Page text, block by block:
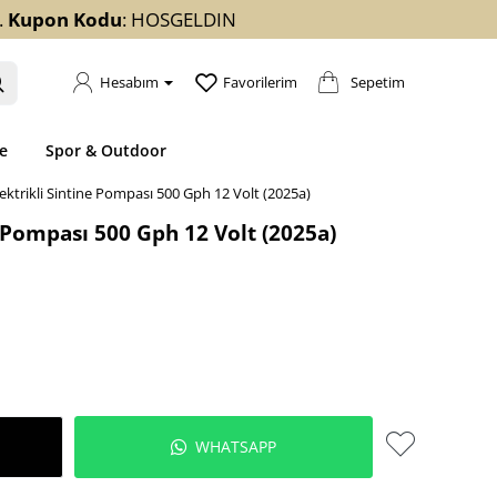
. Kupon Kodu: HOSGELDIN
Hesabım Favorilerim Sepetim
Spor & Outdoor
Sintine Pompası 500 Gph 12 Volt (2025a)
500 Gph 12 Volt (2025a)
WHATSAPP